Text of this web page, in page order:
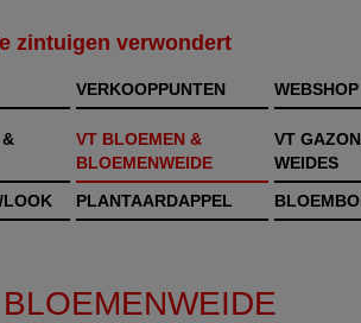
zintuigen verwondert
VERKOOPPUNTEN WEBSHOP
&
VT BLOEMEN &
BLOEMENWEIDE
VT
WEIDES
LOOK
PLANTAARDAPPEL